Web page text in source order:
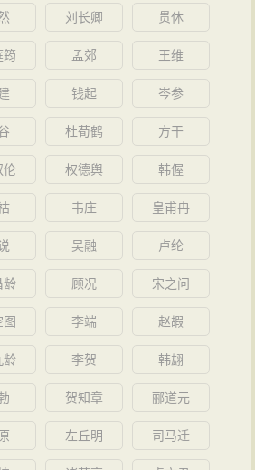
二月，苏辙又被贬为化州别
，兄弟二人再次相遇于藤州，苏
十一日诀别于海滨。
，移到循州安置。元符二年
，宋徽宗即位，苏辙移永州、
濠州团练副使，岳州居住。十一
年）七月，苏轼在常州（今属
不见苏辙为憾。苏辙得知后，在
五月，蔡京当国，党祸复起，
刘长卿 贯休
筠 孟郊 王维
钱起 岑参
杜荀鹤 方干
伦 权德舆 韩偓
韦庄 皇甫冉
吴融 卢纶
龄 顾况 宋之问
图 李端 赵嘏
龄 李贺 韩翃
贺知章 郦道元
左丘明 司马迁